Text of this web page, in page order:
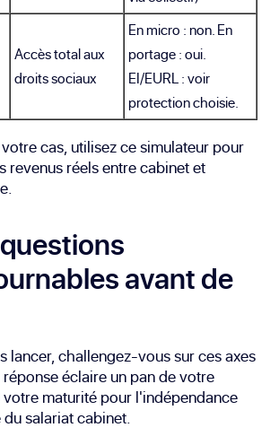
Accès total aux
droits sociaux
En micro : non. En
portage : oui.
EI/EURL : voir
protection choisie.
cas, utilisezce simulateur pour
revenus réels entre cabinet et
.
avant de
lancer, challengez-vous sur ces axes
éclaire un pan de votre
maturité pour l'indépendance
salariat cabinet.